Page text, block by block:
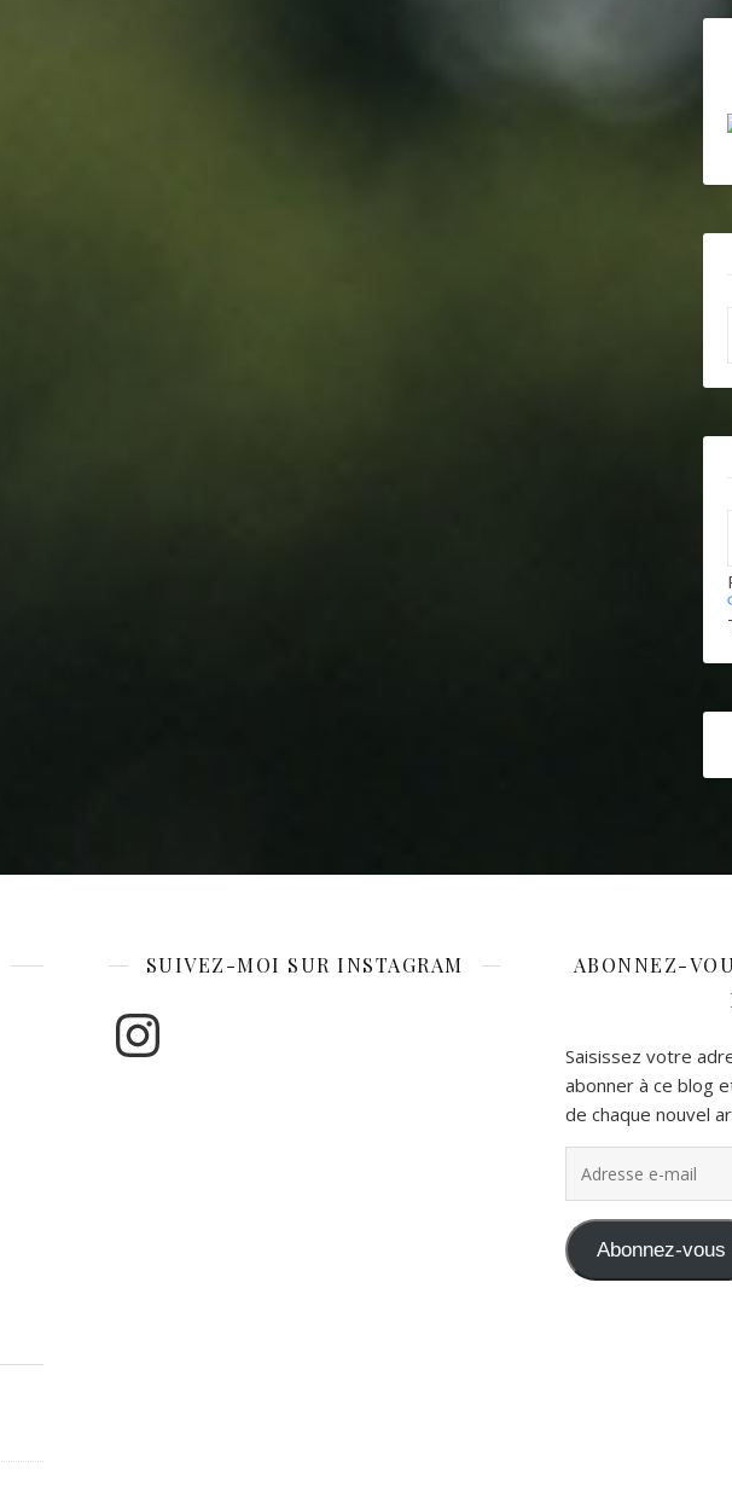
SUIVEZ-MOI SUR INSTAGRAM
Instagram
ABONNEZ-
Saisissez votre
abonner à ce blog
de chaque nouvel
Abonnez-vous